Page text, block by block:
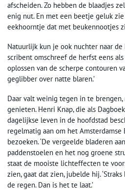
afscheiden. Zo hebben de blaadjes
enig nut. En met een beetje geluk
eekhoorntje dat met beukennootjes
Natuurlijk kun je ook nuchter naar de
scribent omschreef de herfst eens als
oplossen van de scherpe contouren
geglibber over natte blaren.’
Daar valt weinig tegen in te
genieten. Henri Knap, die als
dagelijkse leven in de hoofdstad
regelmatig aan om het
bezoeken. ‘De vergeelde bladeren
paddenstoelen en het nog groene
staat de mooiste lichteffecten te
zien, gaat dat zien, jubelde hij.
de regen. Dan is het te laat.’